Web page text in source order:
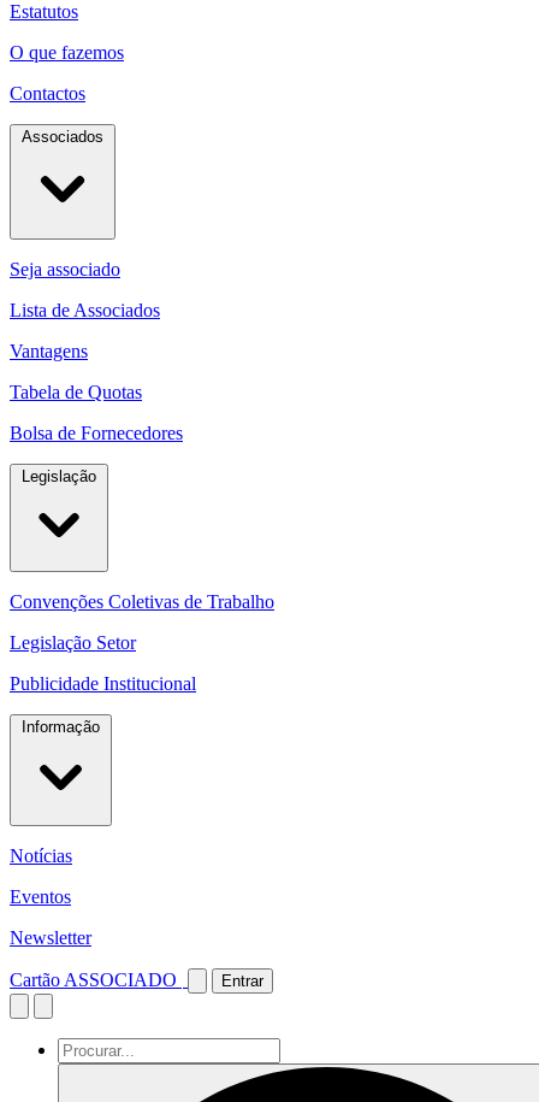
Estatutos
O que fazemos
Contactos
Associados
Seja associado
Lista de Associados
Vantagens
Tabela de Quotas
Bolsa de Fornecedores
Legislação
Convenções Coletivas de Trabalho
Legislação Setor
Publicidade Institucional
Informação
Notícias
Eventos
Newsletter
Cartão ASSOCIADO Entrar